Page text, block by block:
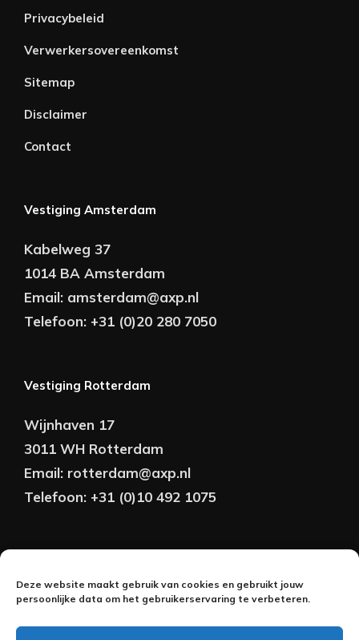
Deze website maakt gebruik van cookies en gebruikt jouw
persoonlijke data om het gebruikerservaring te verbeteren.
Privacybeleid
Verwerkersovereenkomst
Sitemap
Disclaimer
Contact
Vestiging Amsterdam
Kabelweg 37
1014 BA Amsterdam
Email: amsterdam@axp.nl
Telefoon: +31 (0)20 280 7050
Vestiging Rotterdam
Wijnhaven 17
3011 WH Rotterdam
Email: rotterdam@axp.nl
Telefoon: +31 (0)10 492 1075
Onderhoud: